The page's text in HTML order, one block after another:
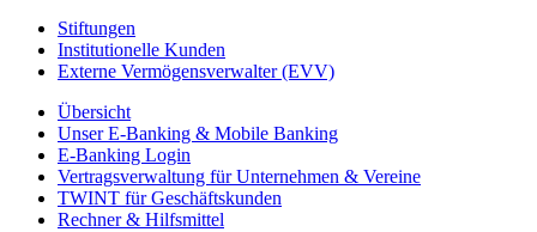
Stiftungen
Institutionelle Kunden
Externe Vermögensverwalter (EVV)
Übersicht
Unser E-Banking & Mobile Banking
E-Banking Login
Vertragsverwaltung für Unternehmen & Vereine
TWINT für Geschäftskunden
Rechner & Hilfsmittel